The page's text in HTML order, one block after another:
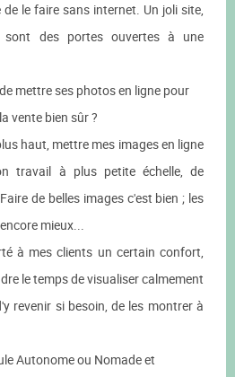
le faire sans internet. Un joli site,
sont des portes ouvertes à une
mettre ses photos en ligne pour
vente bien sûr ?
haut, mettre mes images en ligne
travail à plus petite échelle, de
de belles images c'est bien ; les
mieux...
à mes clients un certain confort,
le temps de visualiser calmement
revenir si besoin, de les montrer à
Autonome ou Nomade et